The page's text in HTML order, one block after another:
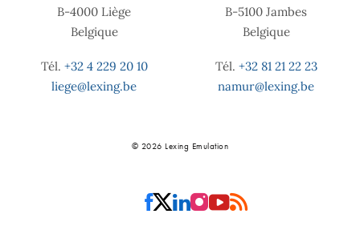
B-4000 Liège
Belgique
Tél. +32 4 229 20 10
liege@lexing.be
B-5100 Jambes
Belgique
Tél. +32 81 21 22 23
namur@lexing.be
© 2026 Lexing Emulation